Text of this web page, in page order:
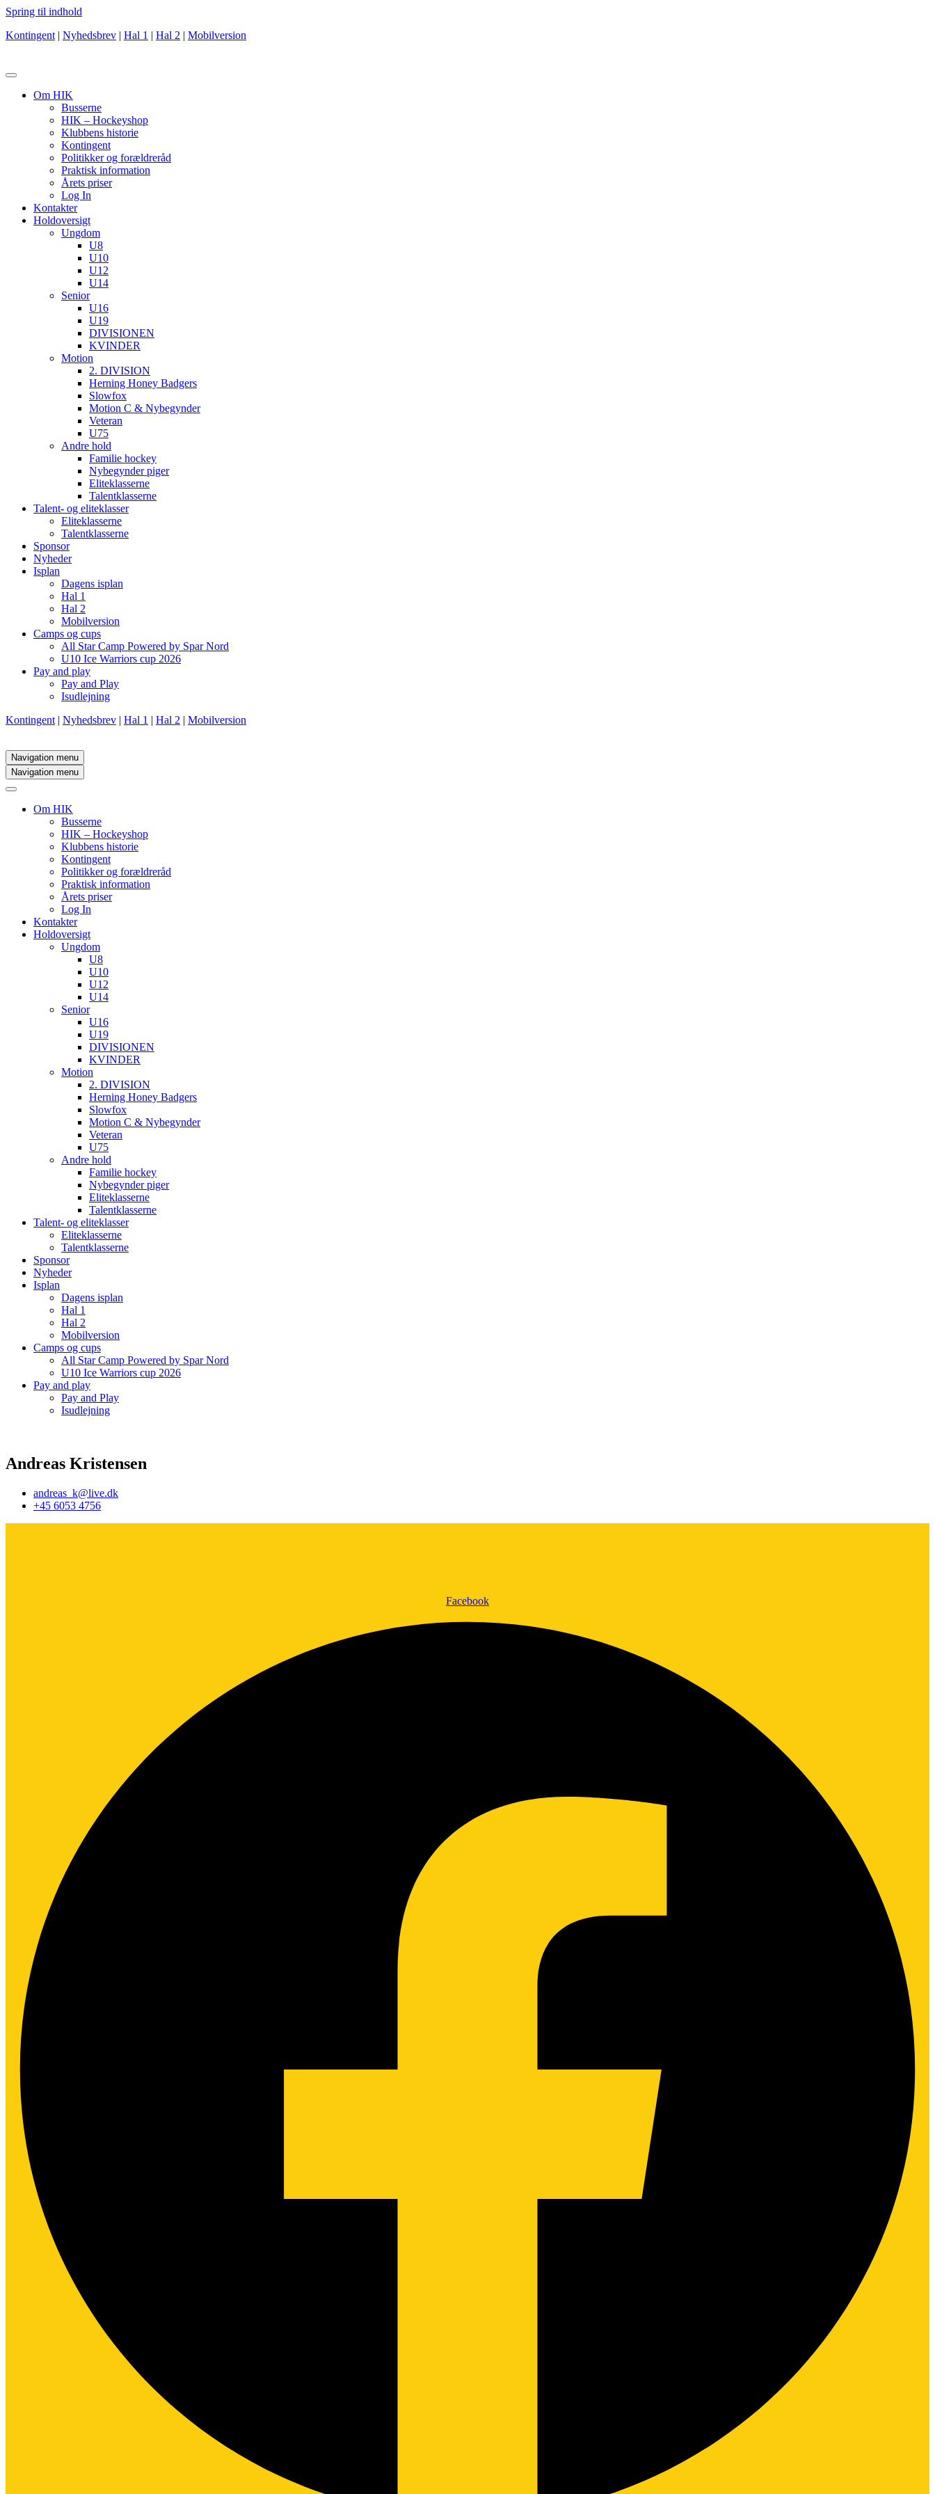
Spring til indhold
Kontingent | Nyhedsbrev | Hal 1 | Hal 2 | Mobilversion
Om HIK
Busserne
HIK – Hockeyshop
Klubbens historie
Kontingent
Politikker og forældreråd
Praktisk information
Årets priser
Log In
Kontakter
Holdoversigt
Ungdom
U8
U10
U12
U14
Senior
U16
U19
DIVISIONEN
KVINDER
Motion
2. DIVISION
Herning Honey Badgers
Slowfox
Motion C & Nybegynder
Veteran
U75
Andre hold
Familie hockey
Nybegynder piger
Eliteklasserne
Talentklasserne
Talent- og eliteklasser
Eliteklasserne
Talentklasserne
Sponsor
Nyheder
Isplan
Dagens isplan
Hal 1
Hal 2
Mobilversion
Camps og cups
All Star Camp Powered by Spar Nord
U10 Ice Warriors cup 2026
Pay and play
Pay and Play
Isudlejning
Kontingent | Nyhedsbrev | Hal 1 | Hal 2 | Mobilversion
Navigation menu
Navigation menu
Om HIK
Busserne
HIK – Hockeyshop
Klubbens historie
Kontingent
Politikker og forældreråd
Praktisk information
Årets priser
Log In
Kontakter
Holdoversigt
Ungdom
U8
U10
U12
U14
Senior
U16
U19
DIVISIONEN
KVINDER
Motion
2. DIVISION
Herning Honey Badgers
Slowfox
Motion C & Nybegynder
Veteran
U75
Andre hold
Familie hockey
Nybegynder piger
Eliteklasserne
Talentklasserne
Talent- og eliteklasser
Eliteklasserne
Talentklasserne
Sponsor
Nyheder
Isplan
Dagens isplan
Hal 1
Hal 2
Mobilversion
Camps og cups
All Star Camp Powered by Spar Nord
U10 Ice Warriors cup 2026
Pay and play
Pay and Play
Isudlejning
Andreas Kristensen
andreas_k@live.dk
+45 6053 4756
Facebook